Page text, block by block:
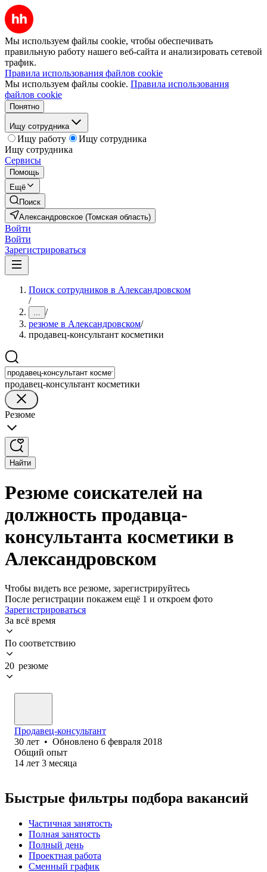
Мы используем файлы cookie, чтобы обеспечивать
правильную работу нашего веб-сайта и анализировать сетевой
трафик.
Правила использования файлов cookie
Мы используем файлы cookie. Правила использования
файлов cookie
Понятно
Ищу сотрудника
Ищу работу
Ищу сотрудника
Ищу сотрудника
Сервисы
Помощь
Ещё
Поиск
Александровское (Томская область)
Войти
Войти
Зарегистрироваться
Поиск сотрудников в Александровском
/
... /
резюме в Александровском/
продавец-консультант косметики
продавец-консультант косметики
Резюме
Найти
Резюме соискателей на
должность продавца-
консультанта косметики в
Александровском
Чтобы видеть все резюме, зарегистрируйтесь
После регистрации покажем ещё 1 и откроем фото
Зарегистрироваться
За всё время
По соответствию
20 резюме
Продавец-консультант
30 лет • Обновлено 6 февраля 2018
Общий опыт
14 лет 3 месяца
Быстрые фильтры подбора вакансий
Частичная занятость
Полная занятость
Полный день
Проектная работа
Сменный график